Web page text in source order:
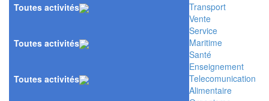
Toutes activités
Toutes activités
Transport
Toutes activités
Vente
Service
Maritime
Santé
Enseignement
Telecomunication
Alimentaire